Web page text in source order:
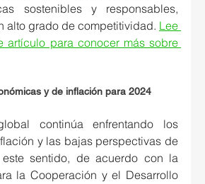
sostenibles y responsables,
alto grado de competitividad. Lee
artículo para conocer más sobre
y de inflación para 2024
continúa enfrentando los
y las bajas perspectivas de
este sentido, de acuerdo con la
la Cooperación y el Desarrollo